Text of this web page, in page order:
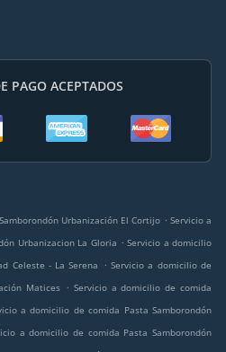
PAGO ACEPTADOS
Urbanización El Cortijo . Servicio a
Urbanizacion La Gloria . Servicio a domicilio
Celeste - La Serena
. Servicio a domicilio de
Matices . Servicio a domicilio de comida
a domicilio de comida Pasta Samborondón
a domicilio de comida Pasta Samborondón